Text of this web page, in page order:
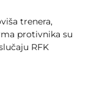
trenera,
protivnika su
RFK